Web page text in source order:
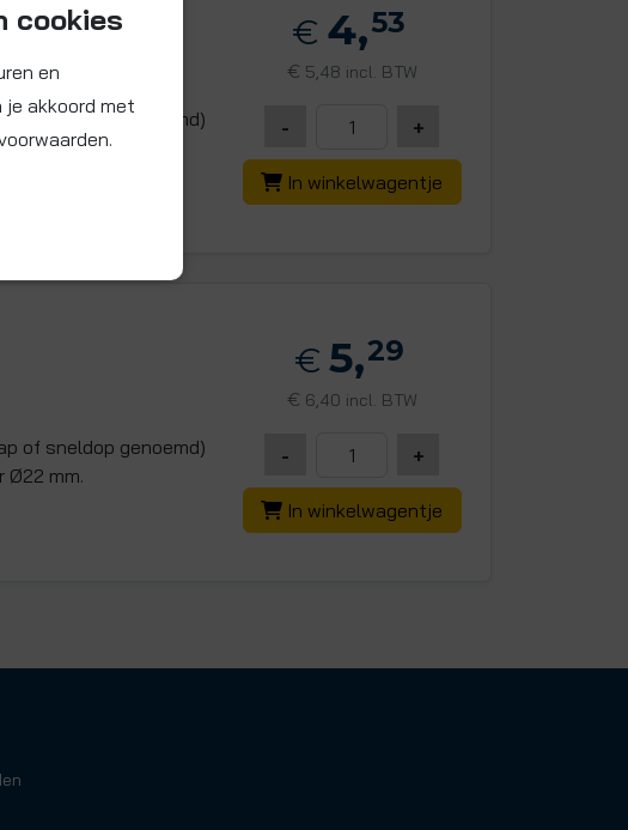
of sneldop genoemd)
mm.
€ 4,53
€ 5,48 incl. BTW
- +
In winkelwagentje
of sneldop genoemd)
Ø22 mm.
€ 5,29
€ 6,40 incl. BTW
- +
In winkelwagentje
cookies
en
je akkoord met